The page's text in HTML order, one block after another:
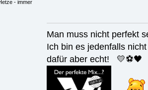
- immer
Man muss nicht
Ich bin es jedenfalls
dafür aber echt! 💛⚽️🖤